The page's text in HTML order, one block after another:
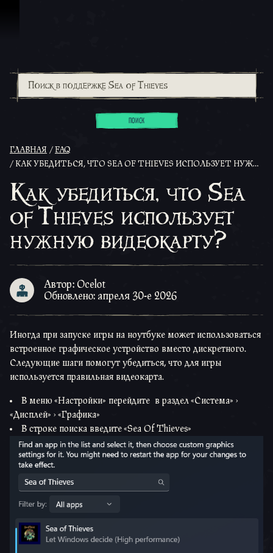
ПОИСК
ГЛАВНАЯ
FAQ
КАК УБЕДИТЬСЯ, ЧТО SEA OF THIEVES ИСПОЛЬЗУЕТ НУЖНУЮ ВИДЕОКАРТУ?
Как убедиться, что Sea
of Thieves использует
нужную видеокарту?
Автор: Ocelot
Обновлено: апреля 30-е 2026
Иногда при запуске игры на ноутбуке может использоваться
встроенное графическое устройство вместо дискретного.
Следующие шаги помогут убедиться, что для игры
используется правильная видеокарта.
В меню «Настройки» перейдите в раздел «Система» >
«Дисплей» > «Графика»
В строке поиска введите «Sea Of Thieves»